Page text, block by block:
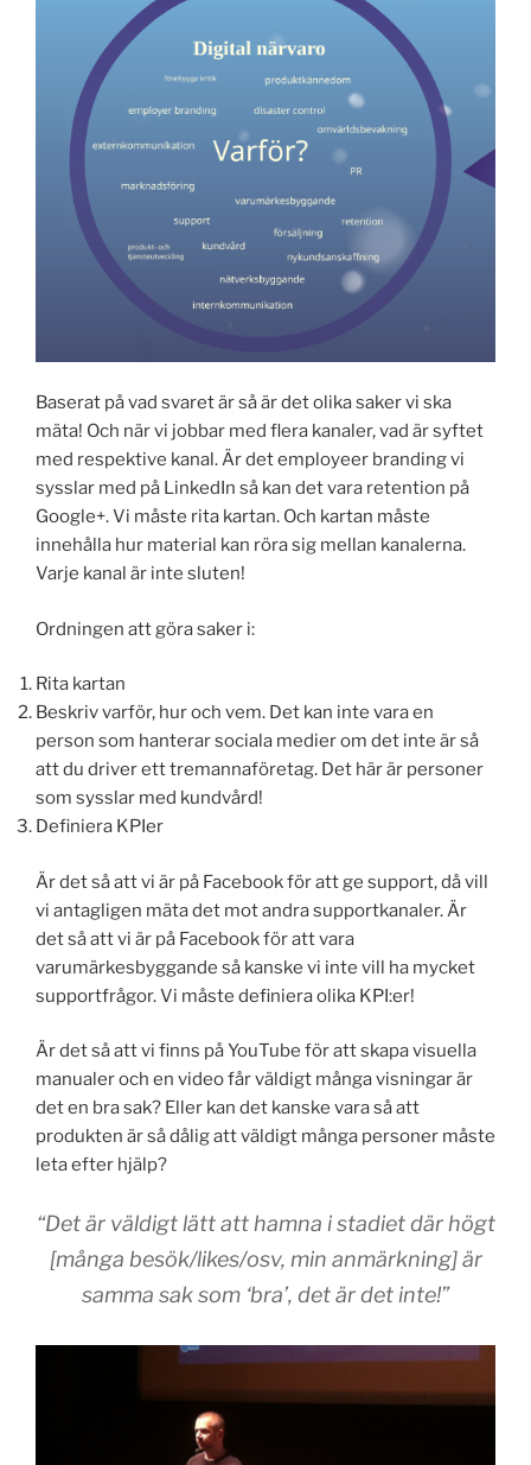
Baserat på vad svaret är så är det olika saker vi ska
mäta! Och när vi jobbar med flera kanaler, vad är syftet
med respektive kanal. Är det employeer branding vi
sysslar med på LinkedIn så kan det vara retention på
Google+. Vi måste rita kartan. Och kartan måste
innehålla hur material kan röra sig mellan kanalerna.
Varje kanal är inte sluten!
Ordningen att göra saker i:
Rita kartan
Beskriv varför, hur och vem. Det kan inte vara en
person som hanterar sociala medier om det inte är så
att du driver ett tremannaföretag. Det här är personer
som sysslar med kundvård!
Definiera KPIer
Är det så att vi är på Facebook för att ge support, då vill
vi antagligen mäta det mot andra supportkanaler. Är
det så att vi är på Facebook för att vara
varumärkesbyggande så kanske vi inte vill ha mycket
supportfrågor. Vi måste definiera olika KPI:er!
Är det så att vi finns på YouTube för att skapa visuella
manualer och en video får väldigt många visningar är
det en bra sak? Eller kan det kanske vara så att
produkten är så dålig att väldigt många personer måste
leta efter hjälp?
“Det är väldigt lätt att hamna i stadiet där högt
[många besök/likes/osv, min anmärkning] är
samma sak som ‘bra’, det är det inte!”